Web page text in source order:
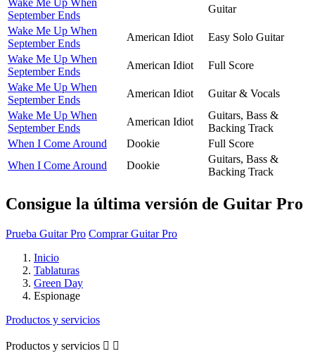
Wake Me Up When
September Ends
Guitar
Wake Me Up When
September Ends
American Idiot
Easy Solo Guitar
Wake Me Up When
September Ends
American Idiot
Full Score
Wake Me Up When
September Ends
American Idiot
Guitar & Vocals
Wake Me Up When
September Ends
American Idiot
Guitars, Bass &
Backing Track
When I Come Around
Dookie
Full Score
When I Come Around
Dookie
Guitars, Bass &
Backing Track
Consigue la última versión de Guitar Pro
Prueba Guitar Pro Comprar Guitar Pro
Inicio
Tablaturas
Green Day
Espionage
Productos y servicios
Productos y servicios  